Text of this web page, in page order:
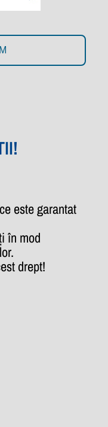
este garantat
în mod
drept!